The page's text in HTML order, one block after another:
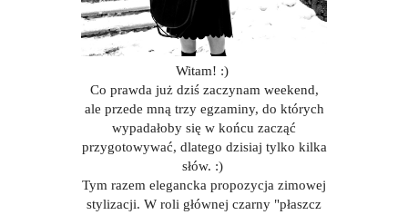
Witam! :)
Co prawda już dziś zaczynam weekend,
ale przede mną trzy egzaminy, do których
wypadałoby się w końcu zacząć
przygotowywać, dlatego dzisiaj tylko kilka
słów. :)
Tym razem elegancka propozycja zimowej
stylizacji. W roli głównej czarny "płaszcz